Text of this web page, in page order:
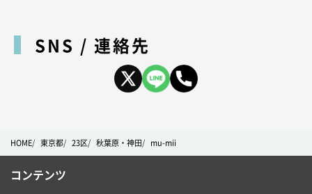
SNS / 連絡先
HOME 東京都 23区 秋葉原・神田 mu-mii
コンテンツ